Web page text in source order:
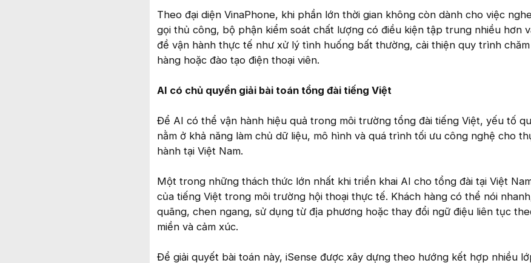
Theo đại diện VinaPhone, khi phần lớn thời gian không còn dành cho việc
gọi thủ công, bộ phận kiểm soát chất lượng có điều kiện tập trung nhiều hơn
đề vận hành thực tế như xử lý tình huống bất thường, cải thiện quy trình
hàng hoặc đào tạo điện thoại viên.
AI có chủ quyền giải bài toán tổng đài tiếng Việt
Để AI có thể vận hành hiệu quả trong môi trường tổng đài tiếng Việt, yếu tố
nằm ở khả năng làm chủ dữ liệu, mô hình và quá trình tối ưu công nghệ cho
hành tại Việt Nam.
Một trong những thách thức lớn nhất khi triển khai AI cho tổng đài tại Việt
của tiếng Việt trong môi trường hội thoại thực tế. Khách hàng có thể nói
quãng, chen ngang, sử dụng từ địa phương hoặc thay đổi ngữ điệu liên tục
miền và cảm xúc.
Để giải quyết bài toán này, iSense được xây dựng theo hướng kết hợp nhiều